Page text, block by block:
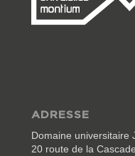
ADRESSE
Domaine universitaire
20 route de la Cascade